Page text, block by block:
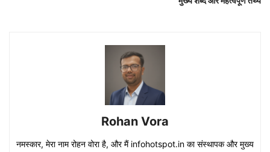
Rohan Vora
नमस्कार, मेरा नाम रोहन वोरा है, और मैं infohotspot.in का संस्थापक और मुख्य